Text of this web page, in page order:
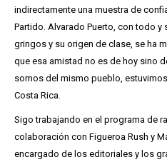
indirectamente una muestra de
Partido. Alvarado Puerto, con todo y
gringos y su origen de clase, se ha
que esa amistad no es de hoy sino
somos del mismo pueblo,
Costa Rica.
Sigo trabajando en el programa de
colaboración con Figueroa Rush y
encargado de los editoriales y los